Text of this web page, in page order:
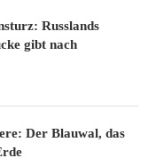
Russlands
gibt nach
Der Blauwal, das